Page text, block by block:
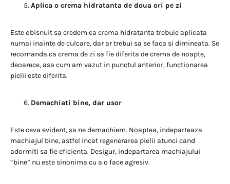
Aplica o crema hidratanta de doua ori pe zi
Este obisnuit sa credem ca crema hidratanta trebuie aplicata
numai inainte de culcare, dar ar trebui sa se faca si dimineata. Se
recomanda ca crema de zi sa fie diferita de crema de noapte,
deoarece, asa cum am vazut in punctul anterior, functionarea
pielii este diferita.
Demachiati bine, dar usor
Este ceva evident, sa ne demachiem. Noaptea, indeparteaza
machiajul bine, astfel incat regenerarea pielii atunci cand
adormiti sa fie eficienta. Desigur, indepartarea machiajului
“bine” nu este sinonima cu a o face agresiv.